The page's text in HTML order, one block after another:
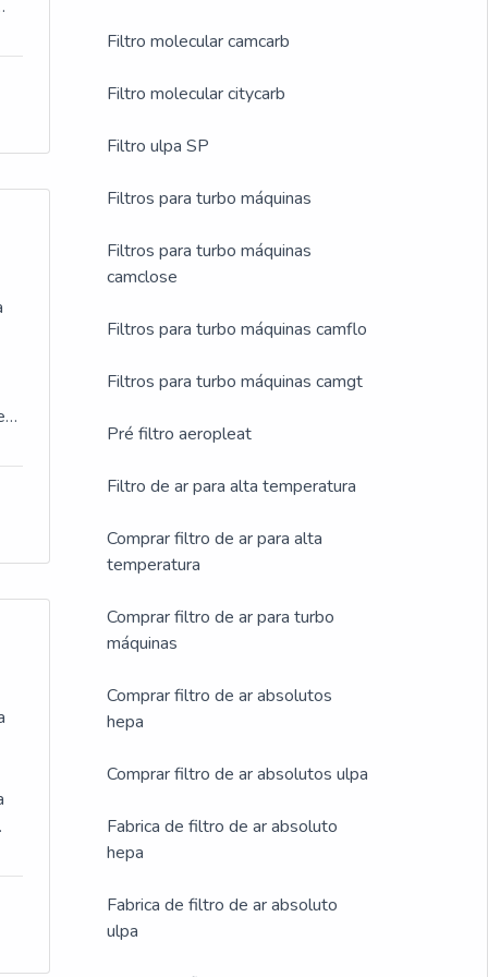
Filtro molecular camcarb
Filtro molecular citycarb
Filtro ulpa SP
Filtros para turbo máquinas
Filtros para turbo máquinas
camclose
Filtros para turbo máquinas camflo
Filtros para turbo máquinas camgt
Pré filtro aeropleat
Filtro de ar para alta temperatura
Comprar filtro de ar para alta
temperatura
Comprar filtro de ar para turbo
máquinas
Comprar filtro de ar absolutos
hepa
Comprar filtro de ar absolutos ulpa
Fabrica de filtro de ar absoluto
hepa
Fabrica de filtro de ar absoluto
ulpa